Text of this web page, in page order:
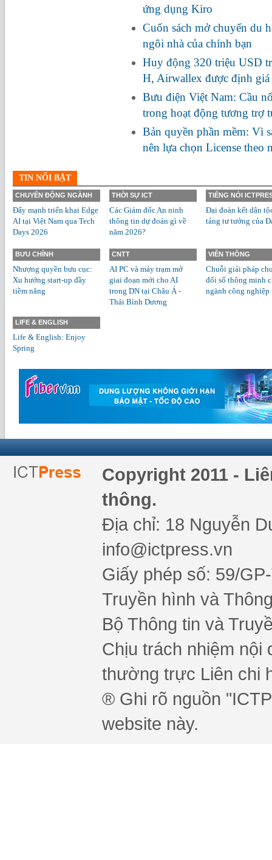
ứng dụng Kiro
Cuốn sách mở chuyến du
ngôi nhà của chính bạn
Huy động 320 triệu USD
H, Airwallex được định
Bưu điện Việt Nam: Cầu
trong hoạt động tương trợ
Bản quyền phần mềm: Vì
nên lựa chọn License theo
TIN NỔI BẬT
CHUYỂN ĐỘNG NGÀNH
Đẩy mạnh triển khai Edge
AI tại Việt Nam qua Tech
Days 2026
THỜI SỰ ICT
Các Giám đốc An ninh
thông tin dự đoán gì về
năm 2026?
TIẾNG NÓI
Đại đoàn kết dân
tảng tư tưởng của
BƯU CHÍNH
Nhượng quyền bưu cục:
Xu hướng start-up đầy
tiềm năng
CNTT
AI PC và máy trạm mở
giai đoạn mới cho AI
trong DN tại Châu Á -
Thái Bình Dương
VIỄN THÔNG
Chuỗi giải pháp
đổi số thông minh
ngành công nghiệp
LIFE & ENGLISH
Life & English: Enjoy
Spring
Copyright 2011 -
thông.
Địa chỉ: 18 Nguyễn
info@ictpress.vn
Giấy phép số: 59/
Truyền hình và
Bộ Thông tin và
Chịu trách nhiệm nội
thường trực Liên chi
® Ghi rõ nguồn
website này.